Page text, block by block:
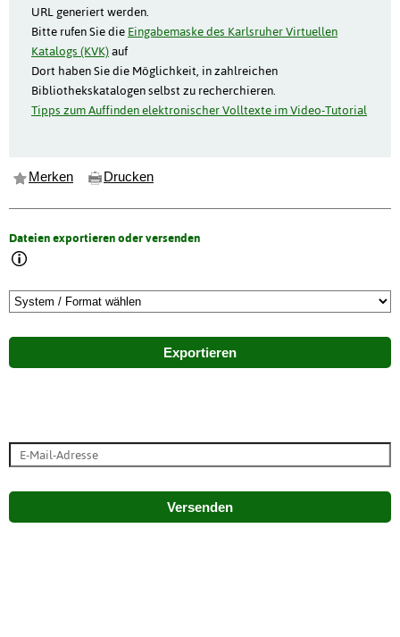
URL generiert werden.
Bitte rufen Sie die Eingabemaske des Karlsruher Virtuellen
Katalogs (KVK)auf
Dort haben Sie die Möglichkeit, in zahlreichen
Bibliothekskatalogen selbst zu recherchieren.
Tipps zum Auffinden elektronischer Volltexte im Video-Tutorial
Merken Drucken
Dateien exportieren oder versenden
Exportieren
Versenden